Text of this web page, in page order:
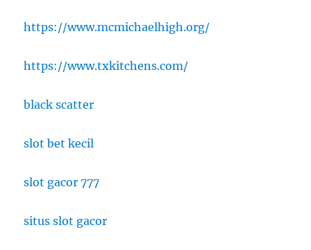
https://www.mcmichaelhigh.org/
https://www.txkitchens.com/
black scatter
slot bet kecil
slot gacor 777
situs slot gacor